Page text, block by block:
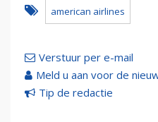
american airlines
Verstuur per e-mail
Meld u aan voor de
Tip de redactie